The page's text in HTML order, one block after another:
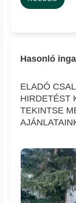
Hasonló
ELADÓ
HIRDETÉST
TEKINTSE